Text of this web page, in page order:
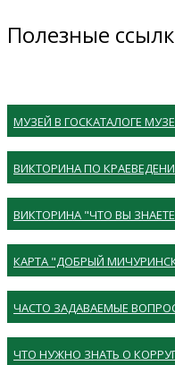
Полезные
МУЗЕЙ В ГОСКАТАЛОГЕ
ВИКТОРИНА ПО
ВИКТОРИНА "ЧТО ВЫ
КАРТА "ДОБРЫЙ
ЧАСТО ЗАДАВАЕМЫЕ
ЧТО НУЖНО ЗНАТЬ О